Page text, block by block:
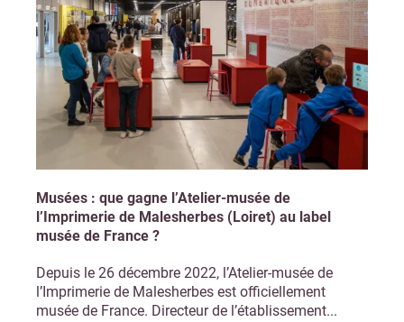
Musées : que gagne l’Atelier-musée de
l’Imprimerie de Malesherbes (Loiret) au label
musée de France ?
Depuis le 26 décembre 2022, l’Atelier-musée de
l’Imprimerie de Malesherbes est officiellement
musée de France. Directeur de l’établissement...